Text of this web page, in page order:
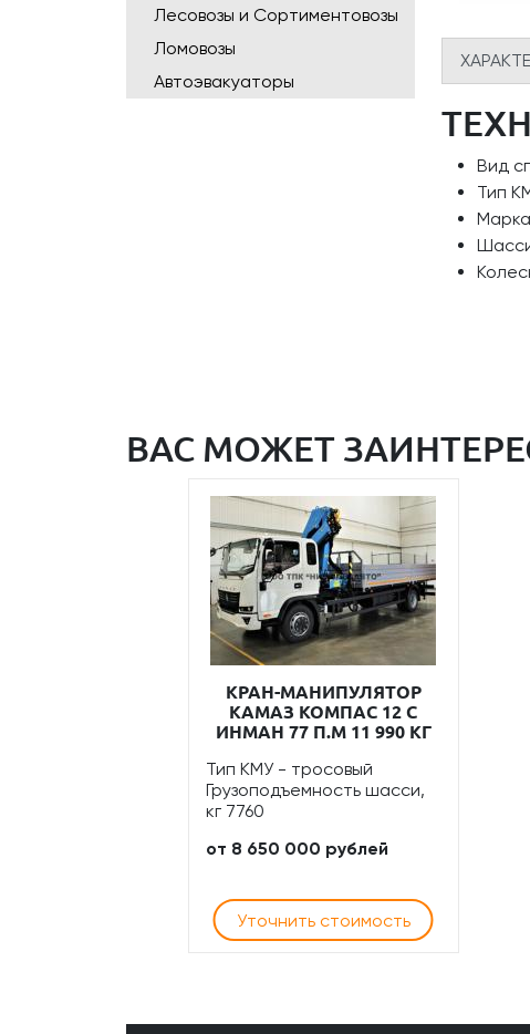
Лесовозы и Сортиментовозы
Ломовозы
Автоэвакуаторы
Вид
Тип
ВАС МОЖЕТ
КРАН-МАНИПУЛЯТОР
КАМАЗ КОМПАС 12 С
ИНМАН 77 П.М 11 990 КГ
Тип КМУ - тросовый
Грузоподъемность шасси,
кг 7760
от 8 650 000 рублей
Уточнить стоимость